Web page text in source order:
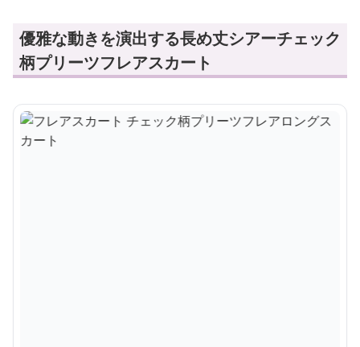
優雅な動きを演出する長め丈シアーチェック
柄プリーツフレアスカート